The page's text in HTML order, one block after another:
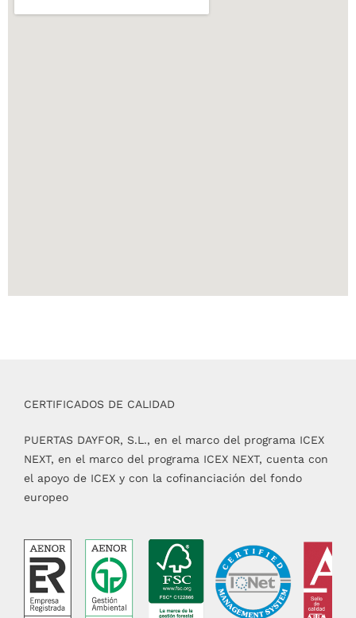
CERTIFICADOS DE CALIDAD
PUERTAS DAYFOR, S.L., en el marco del programa ICEX
NEXT, en el marco del programa ICEX NEXT, cuenta con
el apoyo de ICEX y con la cofinanciación del fondo
europeo